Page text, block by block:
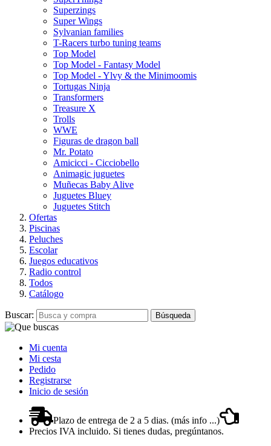
Superzings
Super Wings
Sylvanian families
T-Racers turbo tuning teams
Top Model
Top Model - Fantasy Model
Top Model - Ylvy & the Minimoomis
Tortugas Ninja
Transformers
Treasure X
Trolls
WWE
Figuras de dragon ball
Mr. Potato
Amicicci - Cicciobello
Animagic juguetes
Muñecas Baby Alive
Juguetes Bluey
Juguetes Stitch
Ofertas
Piscinas
Peluches
Escolar
Juegos educativos
Radio control
Todos
Catálogo
Buscar: Búsqueda
Mi cuenta
Mi cesta
Pedido
Registrarse
Inicio de sesión
Plazo de entrega de 2 a 5 dias. (más info ...)
Precios IVA incluido. Si tienes dudas, pregúntanos.